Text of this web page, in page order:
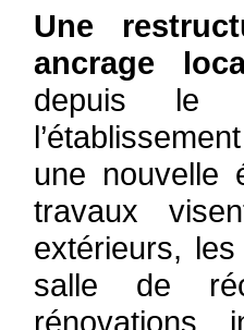
Une
ancrage
depuis le
une nouvelle
travaux
extérieurs,
salle de
rénovations